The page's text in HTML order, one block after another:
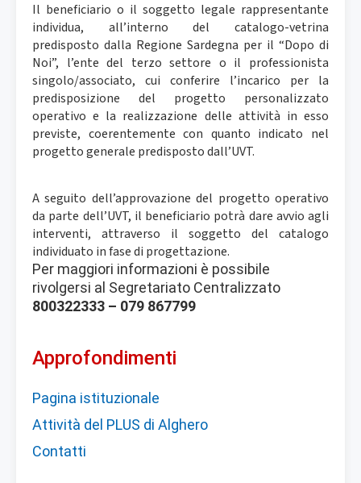
Il beneficiario o il soggetto legale rappresentante
individua, all’interno del catalogo-vetrina
predisposto dalla Regione Sardegna per il “Dopo di
Noi”, l’ente del terzo settore o il professionista
singolo/associato, cui conferire l’incarico per la
predisposizione del progetto personalizzato
operativo e la realizzazione delle attività in esso
previste, coerentemente con quanto indicato nel
progetto generale predisposto dall’UVT.
A seguito dell’approvazione del progetto operativo
da parte dell’UVT, il beneficiario potrà dare avvio agli
interventi, attraverso il soggetto del catalogo
individuato in fase di progettazione.
Per maggiori informazioni è possibile
rivolgersi al Segretariato Centralizzato
800322333 – 079 867799
Approfondimenti
Pagina istituzionale
Attività del PLUS di Alghero
Contatti